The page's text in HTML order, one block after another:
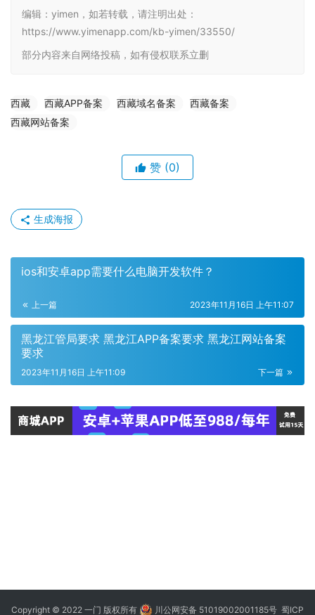
编辑：yimen，如若转载，请注明出处：
https://www.yimenapp.com/kb-yimen/33550/
部分内容来自网络投稿，如有侵权联系立删
西藏 西藏APP备案 西藏域名备案
西藏备案
西藏网站备案
赞 (0)
生成海报
ios和安卓app需要什么电脑开发软件？
上一篇 2023年11月16日 上午11:07
黑龙江管局要求 黑龙江APP备案要求 黑龙江网站备案
要求
下一篇
2023年11月16日 上午11:09
Copyright © 2022 一门 版权所有 川公网安备 51019002001185号 蜀ICP